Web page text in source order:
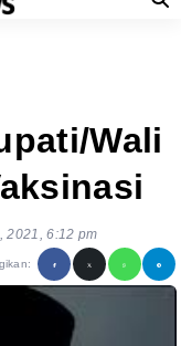
Wali
2021, 6:12 pm